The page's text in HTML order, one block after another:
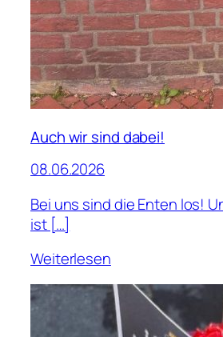
Auch wir sind dabei!
08.06.2026
Bei uns sind die Enten los!
ist […]
Weiterlesen